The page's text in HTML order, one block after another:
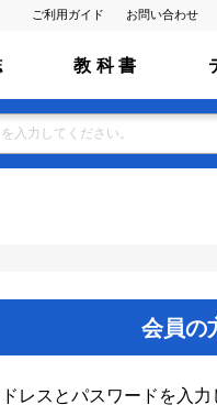
ご利用ガイド お問い合わせ
教 科 書
会員の
レスとパスワードを入力